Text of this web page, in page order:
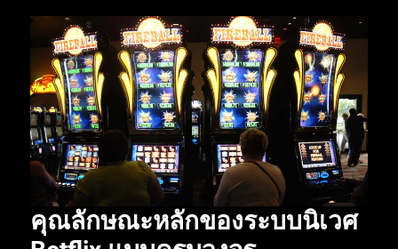
คุณลักษณะหลักของระบบนิเวศ